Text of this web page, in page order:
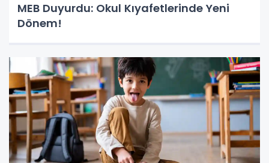
MEB Duyurdu: Okul Kıyafetlerinde Yeni
Dönem!